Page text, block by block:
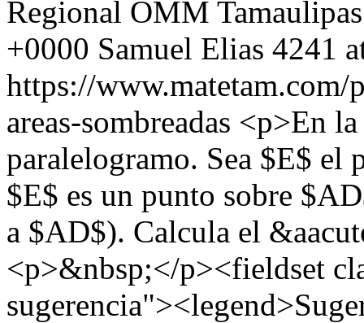
Regional OMM
+0000 Samuel Elias 4241
https://www.matetam.com/
areas-sombreadas <p>En
paralelogramo. Sea $E$ el
$E$ es un punto sobre
a $AD$). Calcula el
<p>&nbsp;</p><fieldset